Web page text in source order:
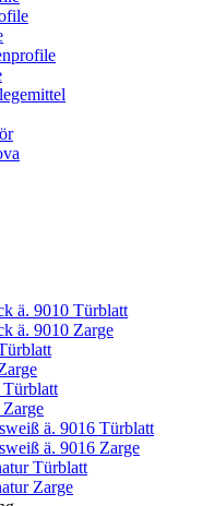
ä. 9010 Türblatt
ä. 9010 Zarge
ä. 9016 Türblatt
ä. 9016 Zarge
Türblatt
Zarge